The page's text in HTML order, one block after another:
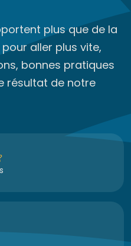
plus que de la
aller plus vite,
bonnes pratiques
résultat de notre